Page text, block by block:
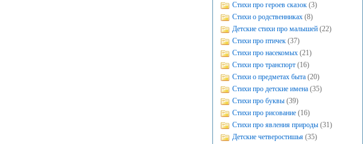
Стихи про героев сказок (3)
Стихи о родственниках (8)
Детские стихи про малышей (22)
Стихи про птичек (37)
Стихи про насекомых (21)
Стихи про транспорт (16)
Стихи о предметах быта (20)
Стихи про детские имена (35)
Стихи про буквы (39)
Стихи про рисование (16)
Стихи про явления природы (31)
Детские четверостишья (35)